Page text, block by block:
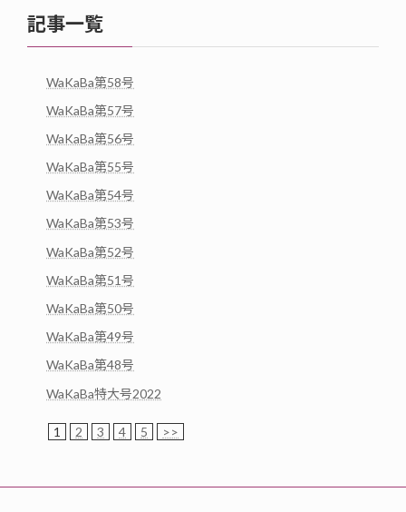
記事一覧
WaKaBa第58号
WaKaBa第57号
WaKaBa第56号
WaKaBa第55号
WaKaBa第54号
WaKaBa第53号
WaKaBa第52号
WaKaBa第51号
WaKaBa第50号
WaKaBa第49号
WaKaBa第48号
WaKaBa特大号2022
1 2 3 4 5 >>